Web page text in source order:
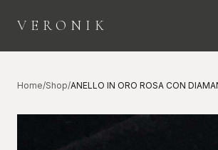
VERONIK
Home/Shop/ANELLO IN ORO ROSA CON